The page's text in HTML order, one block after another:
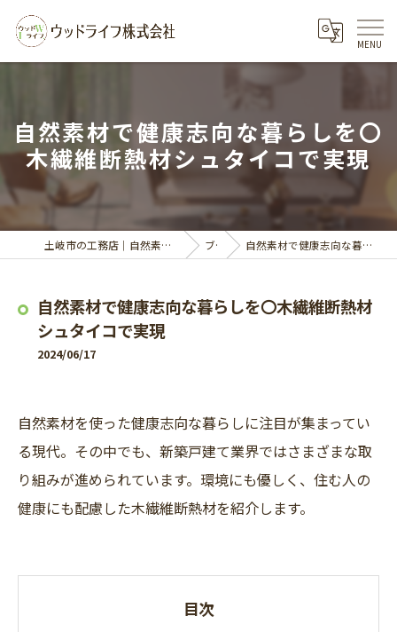
自然素材で健康志向な暮らしを〇
木繊維断熱材シュタイコで実現
土岐市の工務店｜自然素材の家づくりならウッドライフ株式会社 ブログ 自然素材で健康志向な暮らしを〇木繊維断熱材シュタイコで実現
自然素材で健康志向な暮らしを〇木繊維断熱材
シュタイコで実現
2024/06/17
自然素材を使った健康志向な暮らしに注目が集まってい
る現代。その中でも、新築戸建て業界ではさまざまな取
り組みが進められています。環境にも優しく、住む人の
健康にも配慮した木繊維断熱材を紹介します。
目次